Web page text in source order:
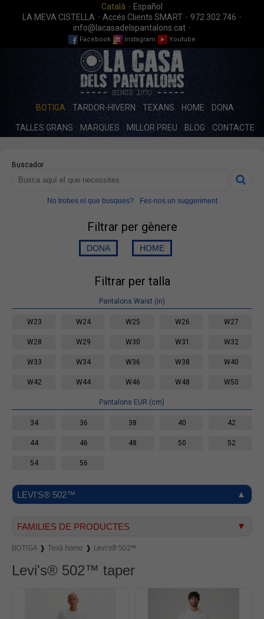
Català · Español
LA MEVA CISTELLA · Accés Clients SMART · 972 302 746 ·
info@lacasadelspantalons.cat ·
Facebook Instagram Youtube
BOTIGA TARDOR-HIVERN TEXANS HOME DONA
TALLES GRANS MARQUES MILLOR PREU BLOG CONTACTE
Buscador
No trobes el que busques? Fes-nos un suggeriment
Filtrar per gènere
Filtrar per talla
Pantalons Waist (in)
W23 W24 W25 W26 W27
W28 W29 W30 W31 W32
W33 W34 W36 W38 W40
W42 W44 W46 W48 W50
Pantalons EUR (cm)
34 36 38 40 42
44 46 48 50 52
54 56
LEVI'S® 502™
FAMILIES DE PRODUCTES
Texà dona
Dockers
Samarretes
BOTIGA ❱ Texà home ❱ Levi's® 502™
Levi's® 502™ taper